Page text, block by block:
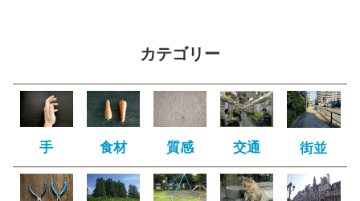
カテゴリー
手 食材 質感 交通 街並